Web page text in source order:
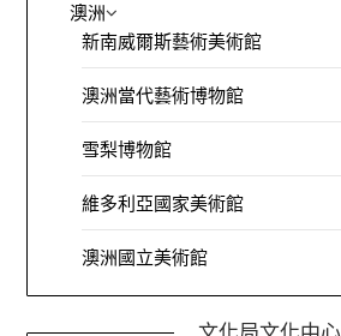
澳洲
新南威爾斯藝術美術館
澳洲當代藝術博物館
雪梨博物館
維多利亞國家美術館
澳洲國立美術館